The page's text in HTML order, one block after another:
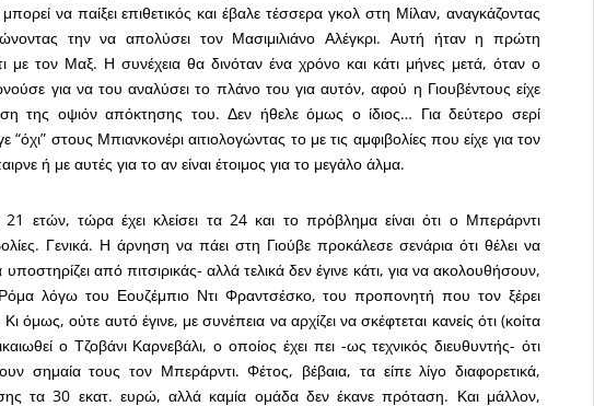
να παίξει επιθετικός και έβαλε τέσσερα γκολ στη Μίλαν, αναγκάζοντας
την να απολύσει τον Μασιμιλιάνο Αλέγκρι. Αυτή ήταν η πρώτη
με τον Μαξ. Η συνέχεια θα δινόταν ένα χρόνο και κάτι μήνες μετά, όταν ο
για να του αναλύσει το πλάνο του για αυτόν, αφού η Γιουβέντους είχε
της οψιόν απόκτησης του. Δεν ήθελε όμως ο ίδιος… Για δεύτερο σερί
“όχι” στους Μπιανκονέρι αιτιολογώντας το με τις αμφιβολίες που είχε για τον
ή με αυτές για το αν είναι έτοιμος για το μεγάλο άλμα.
21 ετών, τώρα έχει κλείσει τα 24 και το πρόβλημα είναι ότι ο Μπεράρντι
Γενικά. Η άρνηση να πάει στη Γιούβε προκάλεσε σενάρια ότι θέλει να
από πιτσιρικάς- αλλά τελικά δεν έγινε κάτι, για να ακολουθήσουν,
λόγω του Εουζέμπιο Ντι Φραντσέσκο, του προπονητή που τον ξέρει
όμως, ούτε αυτό έγινε, με συνέπεια να αρχίζει να σκέφτεται κανείς ότι (κοίτα
ο Τζοβάνι Καρνεβάλι, ο οποίος έχει πει -ως τεχνικός διευθυντής- ότι
σημαία τους τον Μπεράρντι. Φέτος, βέβαια, τα είπε λίγο διαφορετικά,
τα 30 εκατ. ευρώ, αλλά καμία ομάδα δεν έκανε πρόταση. Και μάλλον,